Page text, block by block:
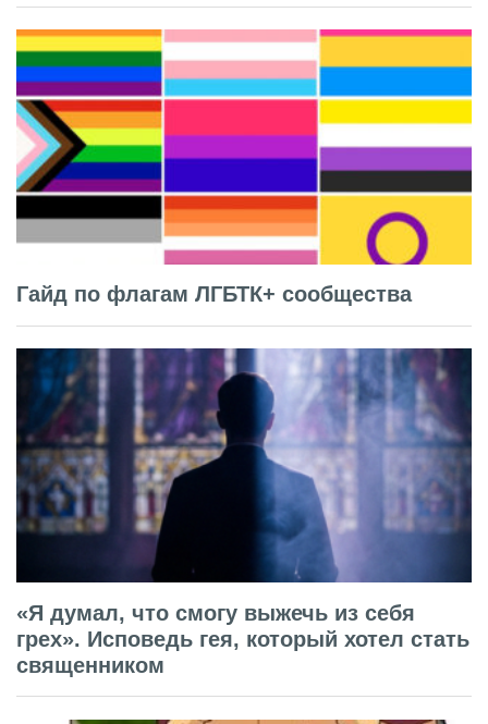
Гайд по флагам ЛГБТК+ сообщества
«Я думал, что смогу выжечь из себя
грех». Исповедь гея, который хотел стать
священником